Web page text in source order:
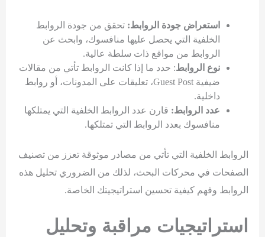
استعراض جودة الروابط: تحقق من جودة الروابط
الخلفية التي يحصل عليها منافسوك، وابحث عن
الروابط من مواقع ذات سلطة عالية.
نوع الروابط: حدد ما إذا كانت الروابط تأتي من مقالات
ضيفية Guest Post، تعليقات على المدونات، أو روابط
داخلية.
عدد الروابط: قارن عدد الروابط الخلفية التي يمتلكها
منافسوك بعدد الروابط التي تمتلكها.
الروابط الخلفية التي تأتي من مصادر موثوقة تعزز من تصنيف
الصفحات في محركات البحث، لذلك من الضروري تحليل هذه
الروابط وفهم كيفية تحسين استراتيجيتك الخاصة.
استراتيجيات مراقبة وتحليل